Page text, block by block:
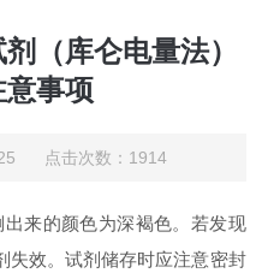
（库仑电量法）
事项
25 点击次数：1914
来的颜色为深褐色。若发现
失效。试剂储存时应注意密封